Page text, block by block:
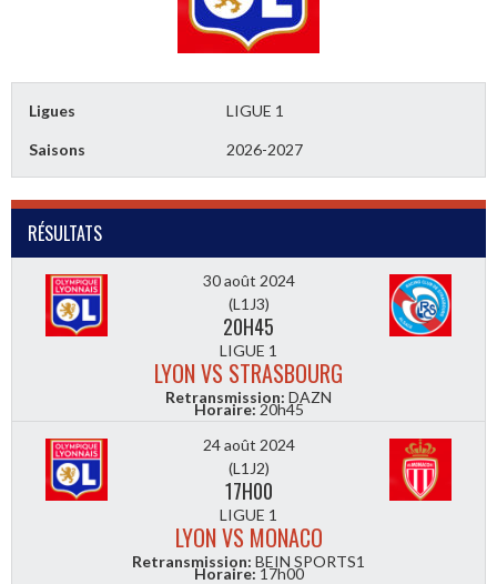
Ligues LIGUE 1
Saisons 2026-2027
RÉSULTATS
30 août 2024
(L1J3)
20H45
LIGUE 1
LYON VS STRASBOURG
Retransmission: DAZN
Horaire:20h45
24 août 2024
(L1J2)
17H00
LIGUE 1
LYON VS MONACO
Retransmission: BEIN SPORTS1
Horaire:17h00